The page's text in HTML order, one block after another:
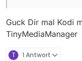
Guck Dir mal Kodi
TinyMediaManager
T 1 Antwort